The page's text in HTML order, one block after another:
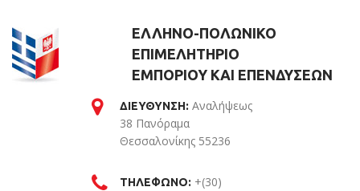
ΕΛΛΗΝΟ-ΠΟΛΩΝΙΚΟ
ΕΠΙΜΕΛΗΤΗΡΙΟ
ΕΜΠΟΡΙΟΥ ΚΑΙ ΕΠΕΝΔΥΣΕΩΝ
ΔΙΕΥΘΥΝΣΗ: Αναλήψεως
38 Πανόραμα
Θεσσαλονίκης 55236
ΤΗΛΕΦΩΝΟ: +(30)